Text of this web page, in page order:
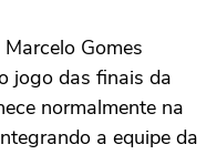
Gomes
jogo das finais da
normalmente na
a equipe da